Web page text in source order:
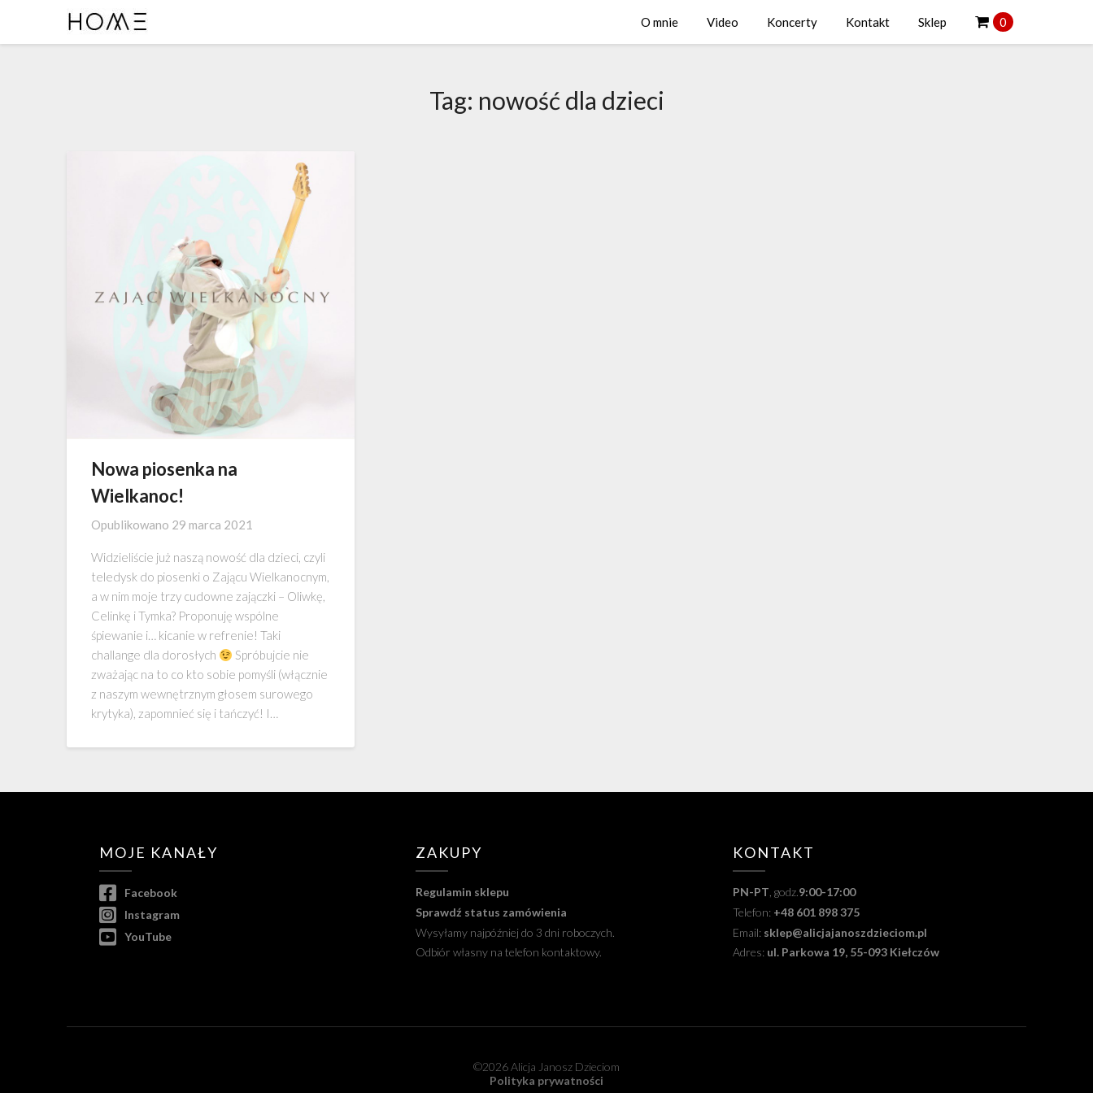
O mnie Video Koncerty Kontakt Sklep 0
Tag: nowość dla dzieci
Nowa piosenka na
Wielkanoc!
Opublikowano 29 marca 2021
Widzieliście już naszą nowość dla dzieci, czyli
teledysk do piosenki o Zającu Wielkanocnym,
a w nim moje trzy cudowne zajączki – Oliwkę,
Celinkę i Tymka? Proponuję wspólne
śpiewanie i… kicanie w refrenie! Taki
challange dla dorosłych
Spróbujcie nie
zważając na to co kto sobie pomyśli (włącznie
z naszym wewnętrznym głosem surowego
krytyka), zapomnieć się i tańczyć! I…
MOJE KANAŁY
Facebook
Instagram
YouTube
ZAKUPY
Regulamin sklepu
Sprawdź status zamówienia
Wysyłamy najpóźniej do 3 dni roboczych.
Odbiór własny na telefon kontaktowy.
KONTAKT
PN-PT , godz.9:00-17:00
Telefon: +48 601 898 375
Email: sklep@alicjajanoszdzieciom.pl
Adres: ul. Parkowa 19, 55-093 Kiełczów
©2026 Alicja Janosz Dzieciom
Polityka prywatności